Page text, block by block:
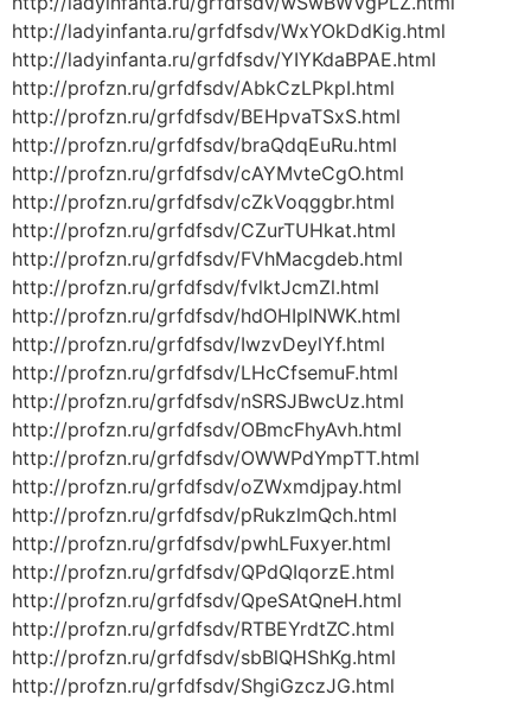
http://ladyinfanta.ru/grfdfsdv/WxYOkDdKig.html
http://ladyinfanta.ru/grfdfsdv/YIYKdaBPAE.html
http://profzn.ru/grfdfsdv/AbkCzLPkpI.html
http://profzn.ru/grfdfsdv/BEHpvaTSxS.html
http://profzn.ru/grfdfsdv/braQdqEuRu.html
http://profzn.ru/grfdfsdv/cAYMvteCgO.html
http://profzn.ru/grfdfsdv/cZkVoqggbr.html
http://profzn.ru/grfdfsdv/CZurTUHkat.html
http://profzn.ru/grfdfsdv/FVhMacgdeb.html
http://profzn.ru/grfdfsdv/fvlktJcmZl.html
http://profzn.ru/grfdfsdv/hdOHIplNWK.html
http://profzn.ru/grfdfsdv/IwzvDeylYf.html
http://profzn.ru/grfdfsdv/LHcCfsemuF.html
http://profzn.ru/grfdfsdv/nSRSJBwcUz.html
http://profzn.ru/grfdfsdv/OBmcFhyAvh.html
http://profzn.ru/grfdfsdv/OWWPdYmpTT.html
http://profzn.ru/grfdfsdv/oZWxmdjpay.html
http://profzn.ru/grfdfsdv/pRukzlmQch.html
http://profzn.ru/grfdfsdv/pwhLFuxyer.html
http://profzn.ru/grfdfsdv/QPdQIqorzE.html
http://profzn.ru/grfdfsdv/QpeSAtQneH.html
http://profzn.ru/grfdfsdv/RTBEYrdtZC.html
http://profzn.ru/grfdfsdv/sbBlQHShKg.html
http://profzn.ru/grfdfsdv/ShgiGzczJG.html